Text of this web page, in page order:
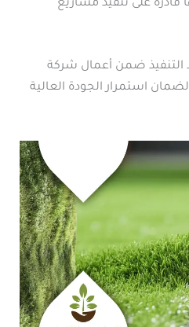
على تنفيذ مشاريع
التنفيذ ضمن أعمال شركة
استمرار الجودة العالية